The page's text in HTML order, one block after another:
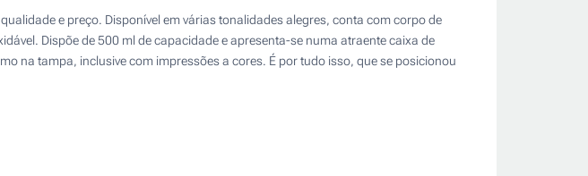
lado) Atualizar
e preço. Disponível em várias tonalidades alegres, conta com corpo de
Dispõe de 500 ml de capacidade e apresenta-se numa atraente caixa de
na tampa, inclusive com impressões a cores. É por tudo isso, que se posicionou